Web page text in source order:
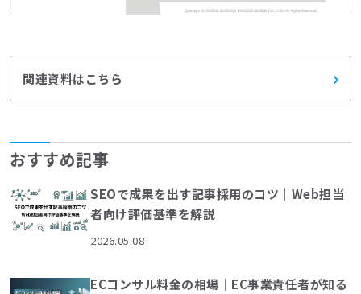
関連資料はこちら
おすすめ記事
SEOで成果を出す記事採用のコツ｜Web担当
者向け評価基準を解説
2026.05.08
ECコンサル料金の相場｜EC事業責任者が知る